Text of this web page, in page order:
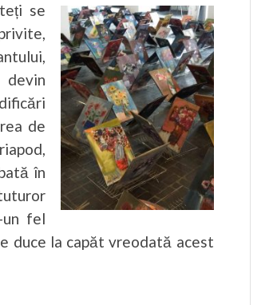
se
de
în
un fel
duce la capăt vreodată acest